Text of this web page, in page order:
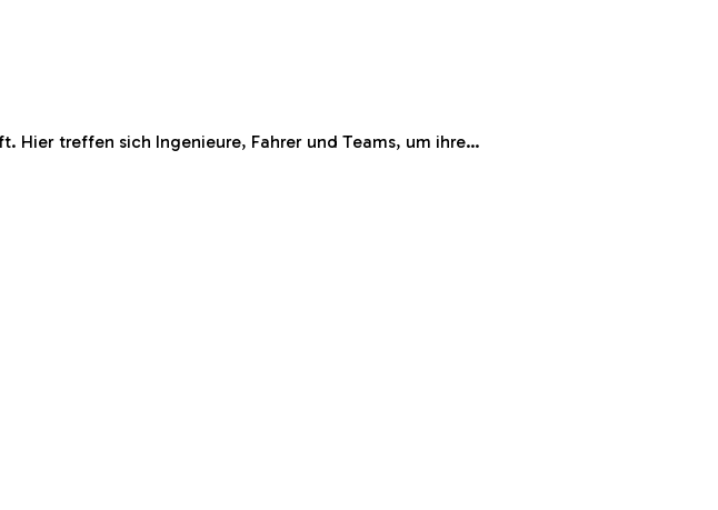
Hier treffen sich Ingenieure, Fahrer und Teams, um ihre…